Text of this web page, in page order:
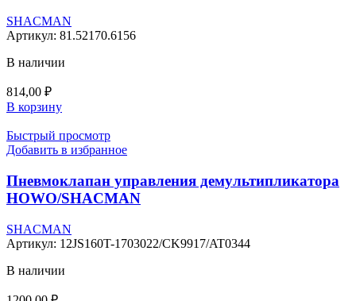
SHACMAN
Артикул: 81.52170.6156
В наличии
814,00 ₽
В корзину
Быстрый просмотр
Добавить в избранное
Пневмоклапан управления демультипликатора
HOWO/SHACMAN
SHACMAN
Артикул: 12JS160T-1703022/CK9917/AT0344
В наличии